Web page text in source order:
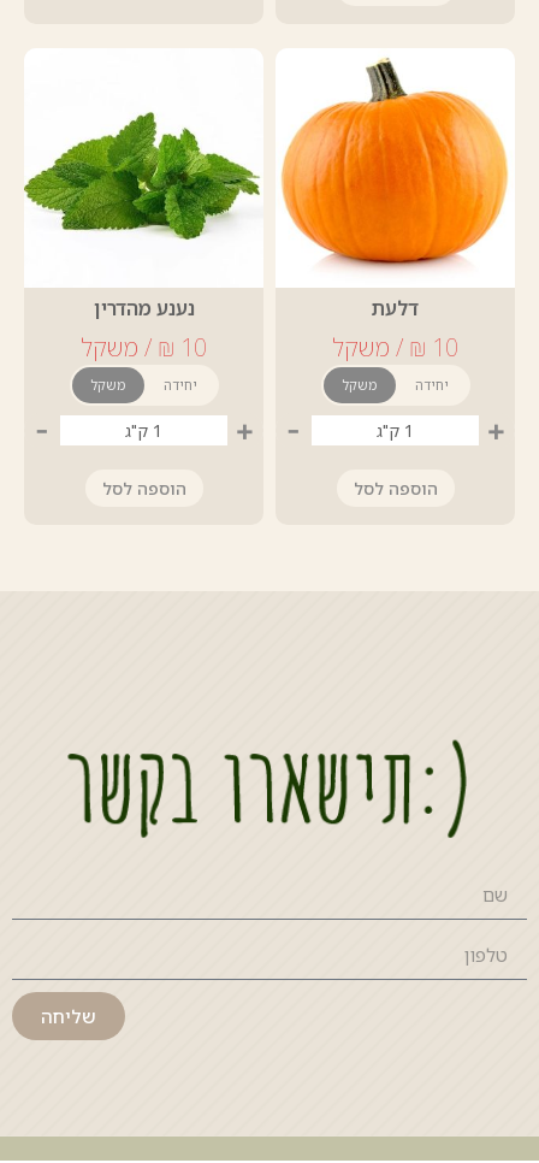
דלעת
משקל יחידה
+
-
הוספה לסל
נענע מהדרין
משקל יחידה
+
-
הוספה לסל
שליחה